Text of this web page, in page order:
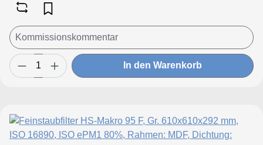
In den Warenkorb